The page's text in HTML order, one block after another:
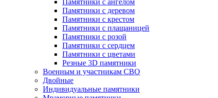
Памятники с ангелом
Памятники с деревом
Памятники с крестом
Памятники с плащаницей
Памятники с розой
Памятники с сердцем
Памятники с цветами
Резные 3D памятники
Военным и участникам СВО
Двойные
Индивидуальные памятники